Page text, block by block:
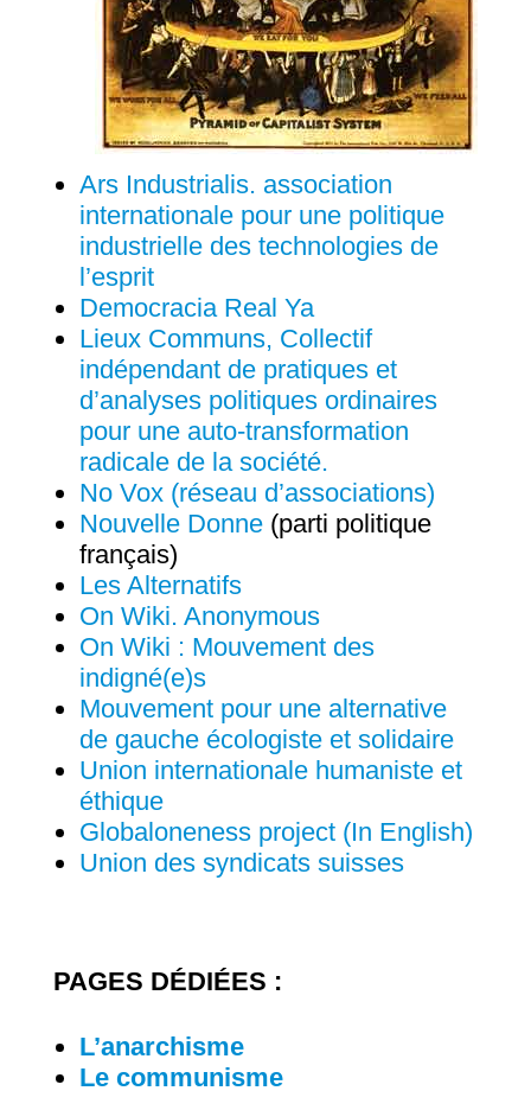
Ars Industrialis. association
internationale pour une politique
industrielle des technologies de
l’esprit
Democracia Real Ya
Lieux Communs, Collectif
indépendant de pratiques et
d’analyses politiques ordinaires
pour une auto-transformation
radicale de la société.
No Vox (réseau d’associations)
Nouvelle Donne(parti politique
français)
Les Alternatifs
On Wiki. Anonymous
On Wiki : Mouvement des
indigné(e)s
Mouvement pour une alternative
de gauche écologiste et solidaire
Union internationale humaniste et
éthique
Globaloneness project (In English)
Union des syndicats suisses
PAGES DÉDIÉES :
L’anarchisme
Le communisme